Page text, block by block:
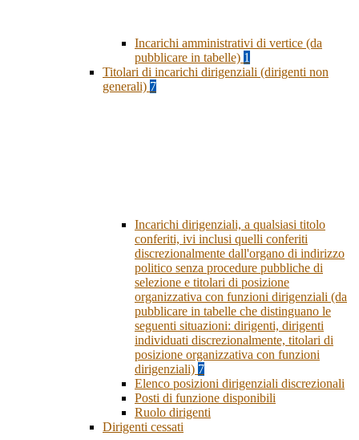
Incarichi amministrativi di vertice (da
pubblicare in tabelle) 1
Titolari di incarichi dirigenziali (dirigenti non
generali) 7
Incarichi dirigenziali, a qualsiasi titolo
conferiti, ivi inclusi quelli conferiti
discrezionalmente dall'organo di indirizzo
politico senza procedure pubbliche di
selezione e titolari di posizione
organizzativa con funzioni dirigenziali (da
pubblicare in tabelle che distinguano le
seguenti situazioni: dirigenti, dirigenti
individuati discrezionalmente, titolari di
posizione organizzativa con funzioni
dirigenziali) 7
Elenco posizioni dirigenziali discrezionali
Posti di funzione disponibili
Ruolo dirigenti
Dirigenti cessati